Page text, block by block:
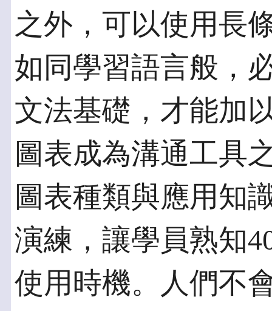
之外，可以使用長
如同學習語言般，
文法基礎，才能加
圖表成為溝通工具
圖表種類與應用知
演練，讓學員熟知
使用時機。人們不